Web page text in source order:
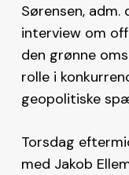
Sørensen, adm.
interview om
den grønne
rolle i
geopolitiske
Torsdag
med Jakob